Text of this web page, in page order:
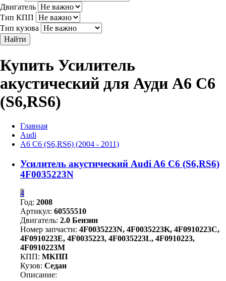
Двигатель
Тип КПП
Тип кузова
Найти
Купить Усилитель
акустический для Ауди A6 C6
(S6,RS6)
Главная
Audi
A6 C6 (S6,RS6) (2004 - 2011)
Усилитель акустический Audi A6 C6 (S6,RS6)
4F0035223N
4
Год: 2008
Артикул: 60555510
Двигатель: 2.0 Бензин
Номер запчасти: 4F0035223N, 4F0035223K, 4F0910223C,
4F0910223E, 4F0035223, 4F0035223L, 4F0910223,
4F0910223M
КПП: МКПП
Кузов: Седан
Описание: